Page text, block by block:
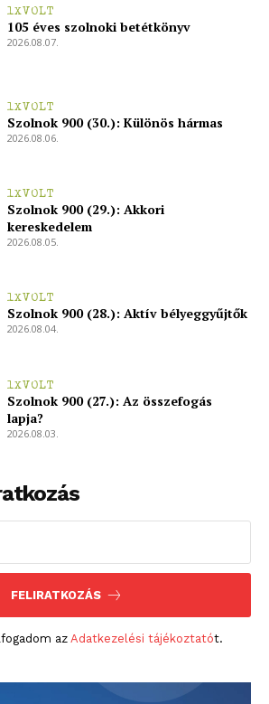
1XVOLT
105 éves szolnoki betétkönyv
2026.08.07.
1XVOLT
Szolnok 900 (30.): Különös hármas
2026.08.06.
1XVOLT
Szolnok 900 (29.): Akkori
kereskedelem
2026.08.05.
1XVOLT
Szolnok 900 (28.): Aktív bélyeggyűjtők
2026.08.04.
1XVOLT
Szolnok 900 (27.): Az összefogás
lapja?
2026.08.03.
FELIRATKOZÁS
az Adatkezelési tájékoztatót.